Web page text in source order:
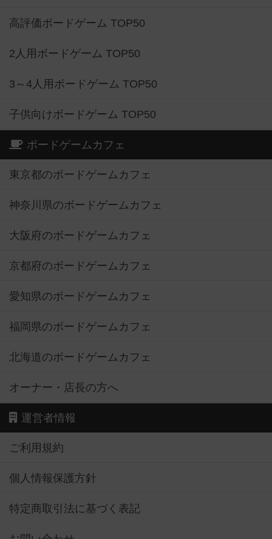
高評価ボードゲーム TOP50
2人用ボードゲーム TOP50
3～4人用ボードゲーム TOP50
子供向けボードゲーム TOP50
ボードゲームカフェ
東京都のボードゲームカフェ
神奈川県のボードゲームカフェ
大阪府のボードゲームカフェ
京都府のボードゲームカフェ
愛知県のボードゲームカフェ
福岡県のボードゲームカフェ
北海道のボードゲームカフェ
オーナー・店長の方へ
運営者情報
ご利用規約
個人情報保護方針
特定商取引法に基づく表記